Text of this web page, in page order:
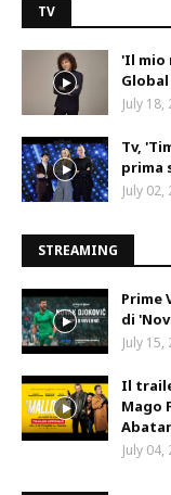
TV
'Il mio
July 18,
Tv,
prima
July 02,
STREAMING
Prime
di
July 15,
Il
Mago
July 04,